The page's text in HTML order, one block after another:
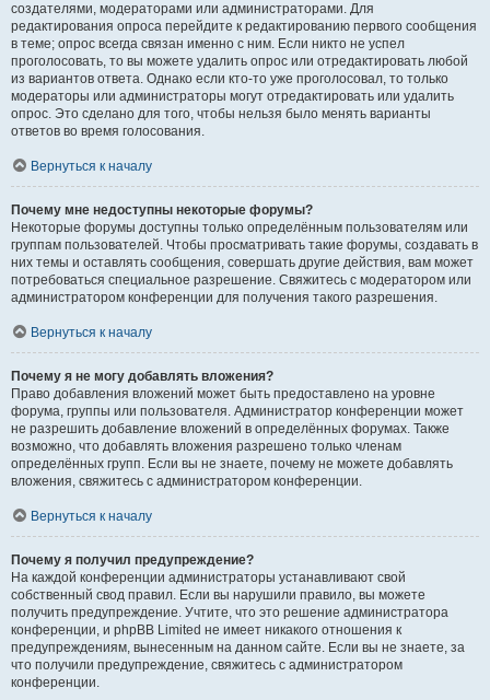
создателями, модераторами или администраторами. Для
редактирования опроса перейдите к редактированию первого сообщения
в теме; опрос всегда связан именно с ним. Если никто не успел
проголосовать, то вы можете удалить опрос или отредактировать любой
из вариантов ответа. Однако если кто-то уже проголосовал, то только
модераторы или администраторы могут отредактировать или удалить
опрос. Это сделано для того, чтобы нельзя было менять варианты
ответов во время голосования.
Вернуться к началу
Почему мне недоступны некоторые форумы?
Некоторые форумы доступны только определённым пользователям или
группам пользователей. Чтобы просматривать такие форумы, создавать в
них темы и оставлять сообщения, совершать другие действия, вам может
потребоваться специальное разрешение. Свяжитесь с модератором или
администратором конференции для получения такого разрешения.
Вернуться к началу
Почему я не могу добавлять вложения?
Право добавления вложений может быть предоставлено на уровне
форума, группы или пользователя. Администратор конференции может
не разрешить добавление вложений в определённых форумах. Также
возможно, что добавлять вложения разрешено только членам
определённых групп. Если вы не знаете, почему не можете добавлять
вложения, свяжитесь с администратором конференции.
Вернуться к началу
Почему я получил предупреждение?
На каждой конференции администраторы устанавливают свой
собственный свод правил. Если вы нарушили правило, вы можете
получить предупреждение. Учтите, что это решение администратора
конференции, и phpBB Limited не имеет никакого отношения к
предупреждениям, вынесенным на данном сайте. Если вы не знаете, за
что получили предупреждение, свяжитесь с администратором
конференции.